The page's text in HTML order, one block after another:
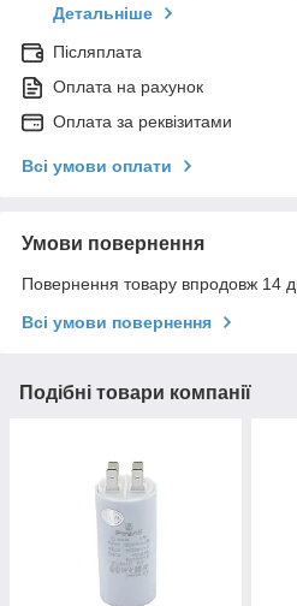
Детальніше
Післяплата
Оплата на рахунок
Оплата за реквізитами
Всі умови оплати
Умови повернення
Повернення товару впродовж 14
Всі умови повернення
Подібні товари компанії